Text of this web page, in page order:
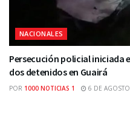
NACIONALES
Persecución policial iniciada
dos detenidos en Guairá
POR 1000 NOTICIAS 1 6 DE